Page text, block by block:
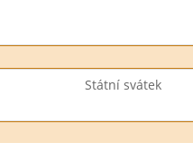
Státní svátek